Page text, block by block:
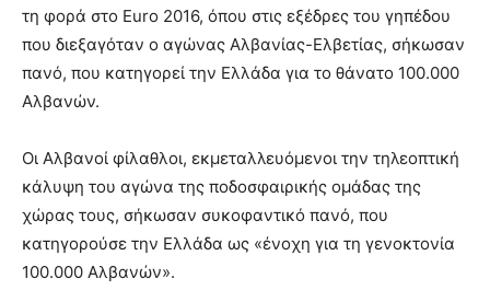
τη φορά στο Euro 2016, όπου στις εξέδρες του γηπέδου
που διεξαγόταν ο αγώνας Αλβανίας-Ελβετίας, σήκωσαν
πανό, που κατηγορεί την Ελλάδα για το θάνατο 100.000
Αλβανών.
Οι Αλβανοί φίλαθλοι, εκμεταλλευόμενοι την τηλεοπτική
κάλυψη του αγώνα της ποδοσφαιρικής ομάδας της
χώρας τους, σήκωσαν συκοφαντικό πανό, που
κατηγορούσε την Ελλάδα ως «ένοχη για τη γενοκτονία
100.000 Αλβανών».